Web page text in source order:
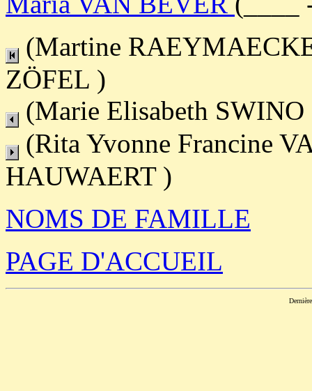
(Martine
ZÖFEL )
(Marie Elisabeth
(Rita Yvonne Francine
HAUWAERT )
NOMS DE FAMILLE
PAGE D'ACCUEIL